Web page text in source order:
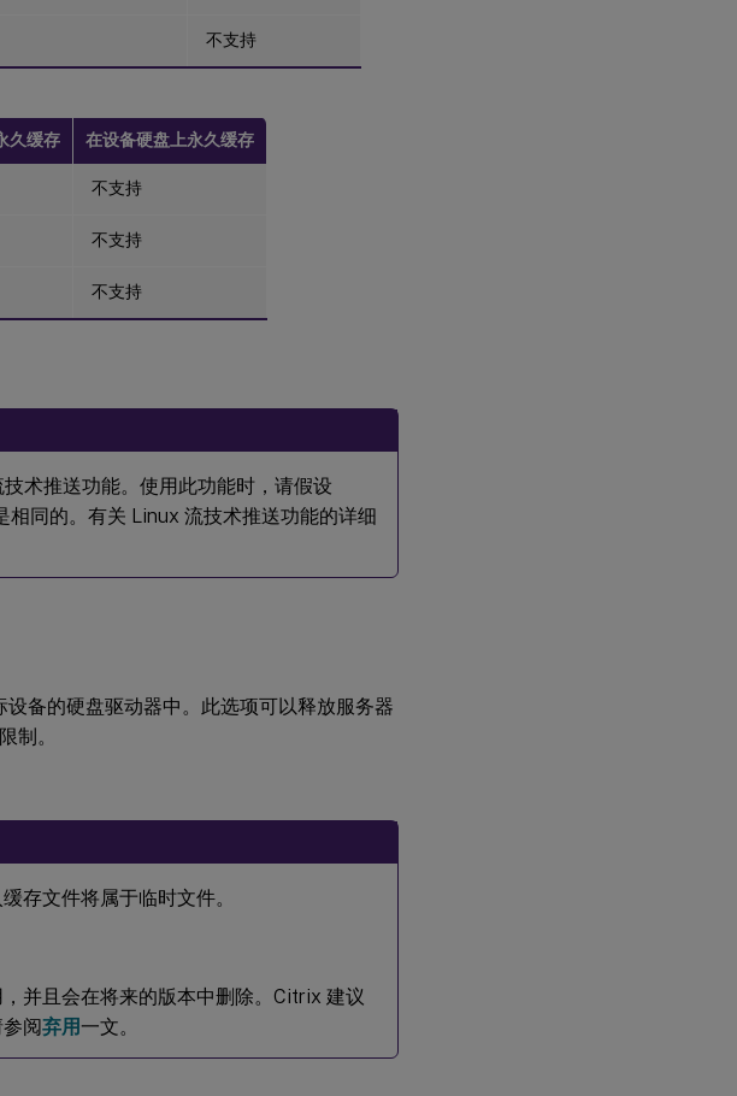
不支持
久缓存 在设备硬盘上永久缓存
不支持
不支持
不支持
术推送功能。使用此功能时，请假设
同的。有关 Linux 流技术推送功能的详细
备的硬盘驱动器中。此选项可以释放服务器
制。
缓存文件将属于临时文件。
，并且会在将来的版本中删除。Citrix 建议
阅弃用一文。